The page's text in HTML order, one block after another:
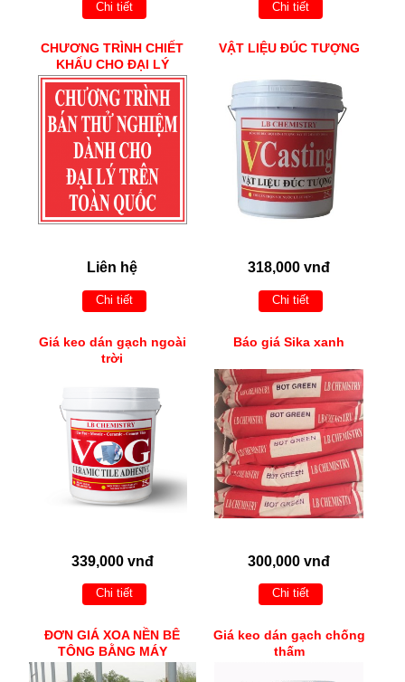
Chi tiết Chi tiết
CHƯƠNG TRÌNH CHIẾT
KHẤU CHO ĐẠI LÝ
Liên hệ
Chi tiết
VẬT LIỆU ĐÚC TƯỢNG
318,000 vnđ
Chi tiết
Giá keo dán gạch ngoài
trời
339,000 vnđ
Chi tiết
Báo giá Sika xanh
300,000 vnđ
Chi tiết
ĐƠN GIÁ XOA NỀN BÊ
TÔNG BẰNG MÁY
Giá keo dán gạch chống
thấm